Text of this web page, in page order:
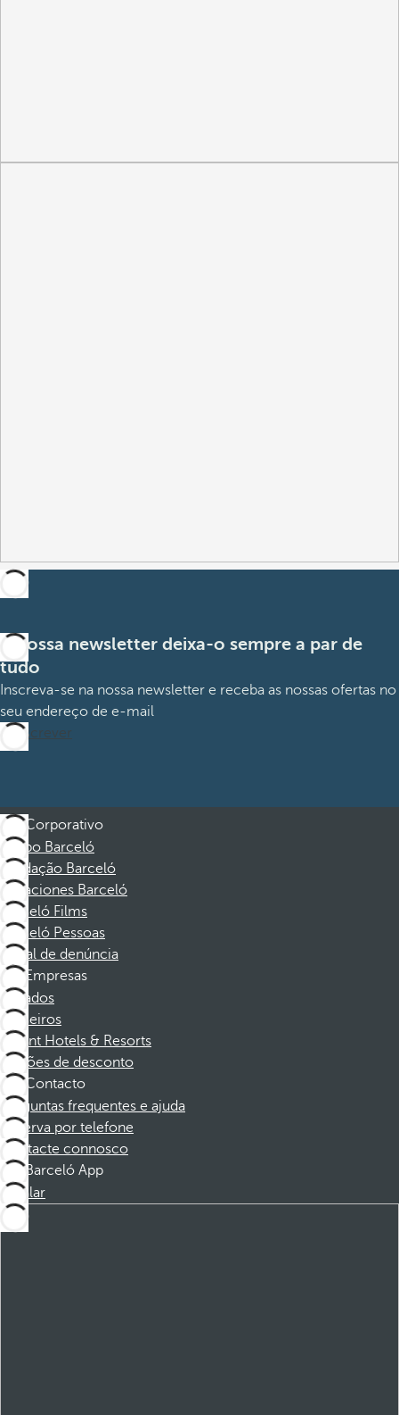
A nossa newsletter deixa-o sempre a par de
tudo
Inscreva-se na nossa newsletter e receba as nossas ofertas no
seu endereço de e-mail
Subscrever
Corporativo
Grupo Barceló
Fundação Barceló
Vacaciones Barceló
Barceló Films
Barceló Pessoas
Canal de denúncia
Empresas
Afiliados
Parceiros
Dorint Hotels & Resorts
Cupões de desconto
Contacto
Perguntas frequentes e ajuda
Reserva por telefone
Contacte connosco
Barceló App
Instalar